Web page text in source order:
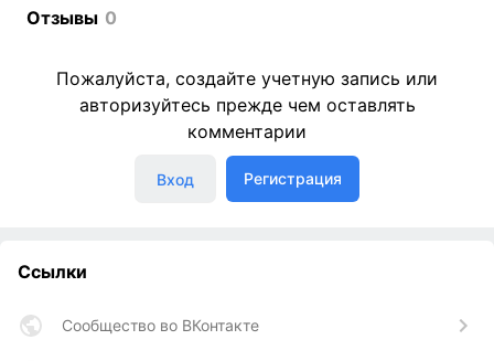
Отзывы 0
Пожалуйста, создайте учетную запись или
авторизуйтесь прежде чем оставлять
комментарии
Вход Регистрация
Ссылки
Сообщество во ВКонтакте